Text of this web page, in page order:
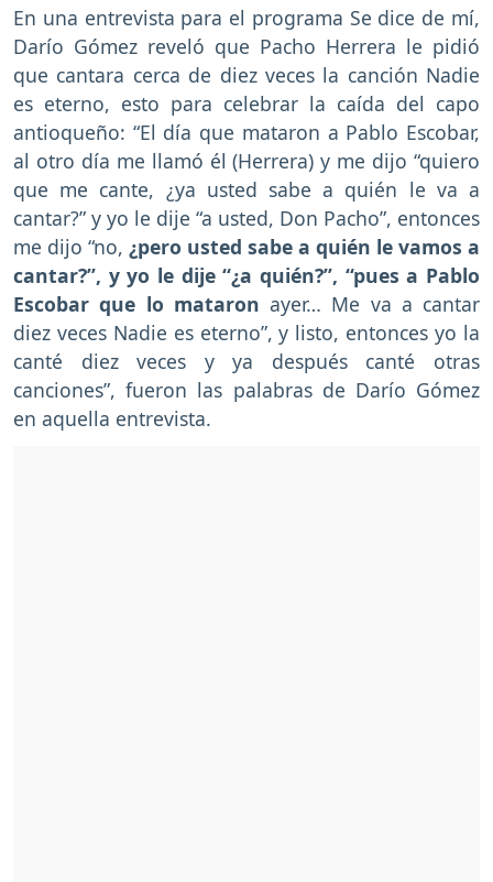
En una entrevista para el programa Se dice de mí,
Darío Gómez reveló que Pacho Herrera le pidió
que cantara cerca de diez veces la canción Nadie
es eterno, esto para celebrar la caída del capo
antioqueño: “El día que mataron a Pablo Escobar,
al otro día me llamó él (Herrera) y me dijo “quiero
que me cante, ¿ya usted sabe a quién le va a
cantar?” y yo le dije “a usted, Don Pacho”, entonces
me dijo “no, ¿pero usted sabe a quién le vamos a
cantar?”, y yo le dije “¿a quién?”, “pues a Pablo
Escobar que lo mataron ayer… Me va a cantar
diez veces Nadie es eterno”, y listo, entonces yo la
canté diez veces y ya después canté otras
canciones”, fueron las palabras de Darío Gómez
en aquella entrevista.